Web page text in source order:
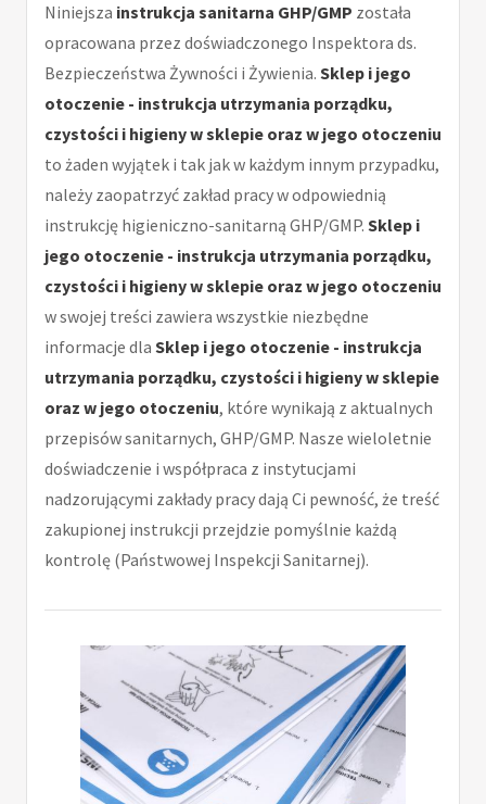
Niniejsza instrukcja sanitarna GHP/GMP została
opracowana przez doświadczonego Inspektora ds.
Bezpieczeństwa Żywności i Żywienia. Sklep i jego
otoczenie - instrukcja utrzymania porządku,
czystości i higieny w sklepie oraz w jego otoczeniu
to żaden wyjątek i tak jak w każdym innym przypadku,
należy zaopatrzyć zakład pracy w odpowiednią
instrukcję higieniczno-sanitarną GHP/GMP. Sklep i
jego otoczenie - instrukcja utrzymania porządku,
czystości i higieny w sklepie oraz w jego otoczeniu
w swojej treści zawiera wszystkie niezbędne
informacje dla Sklep i jego otoczenie - instrukcja
utrzymania porządku, czystości i higieny w sklepie
oraz w jego otoczeniu, które wynikają z aktualnych
przepisów sanitarnych, GHP/GMP. Nasze wieloletnie
doświadczenie i współpraca z instytucjami
nadzorującymi zakłady pracy dają Ci pewność, że treść
zakupionej instrukcji przejdzie pomyślnie każdą
kontrolę (Państwowej Inspekcji Sanitarnej).